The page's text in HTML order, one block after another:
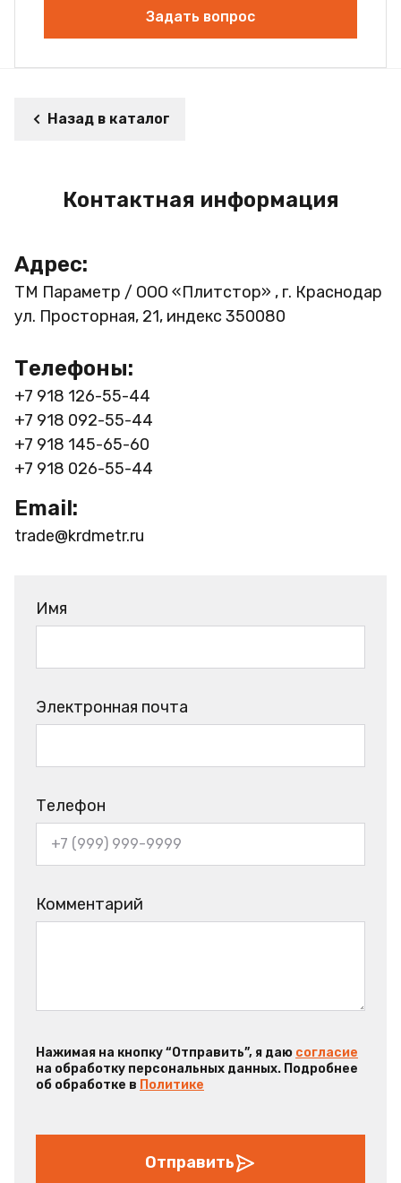
Задать вопрос
Назад в каталог
Контактная информация
Адрес:
ТМ Параметр / ООО «Плитстор» , г. Краснодар
ул. Просторная, 21, индекс 350080
Телефоны:
+7 918 126-55-44
+7 918 092-55-44
+7 918 145-65-60
+7 918 026-55-44
Email:
trade@krdmetr.ru
Имя
Электронная почта
Телефон
Комментарий
Нажимая на кнопку “Отправить”, я даю согласие
на обработку персональных данных. Подробнее
об обработке в Политике
Отправить